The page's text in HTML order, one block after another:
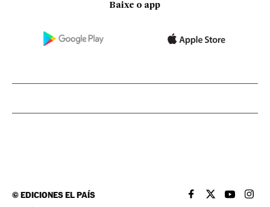
Baixe o app
©EDICIONES EL PAÍS EL PAÍS BRASIL EN
EL PAÍSEL PAÍS
EL